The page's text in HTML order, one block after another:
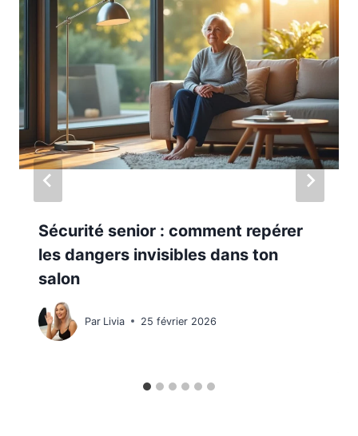
Sécurité senior : comment repérer
les dangers invisibles dans ton
salon
Par Livia 25 février 2026